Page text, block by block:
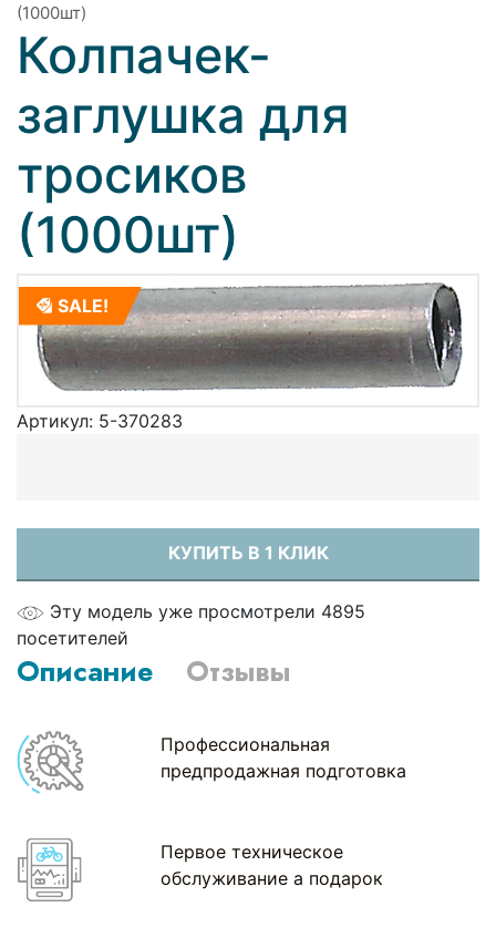
(1000шт)
Колпачек-
заглушка для
тросиков
(1000шт)
SALE!
Артикул: 5-370283
КУПИТЬ В 1 КЛИК
Эту модель уже просмотрели 4895
посетителей
Описание Отзывы
Профессиональная
предпродажная подготовка
Первое техническое
обслуживание а подарок